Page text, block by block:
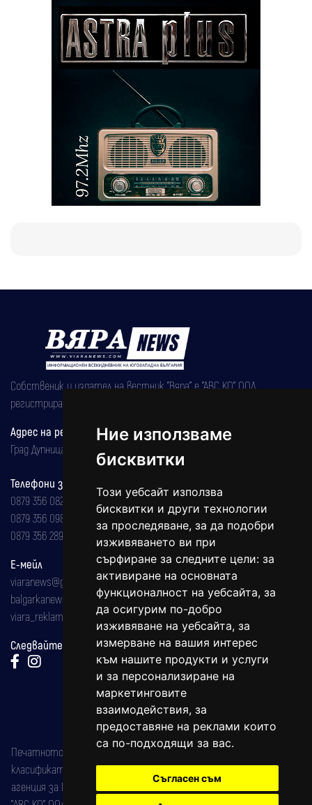
Ние използваме
бисквитки
Този уебсайт използва
бисквитки и други технологии
за проследяване, за да подобри
изживяването ви при
сърфиране за следните цели: за
активиране на основната
функционалност на уебсайта, за
да осигурим по-добро
изживяване на уебсайта, за
измерване на вашия интерес
към нашите продукти и услуги
и за персонализиране на
маркетинговите
взаимодействия, за
предоставяне на реклами които
са по-подходящи за вас.
Съгласен съм
Собственик и издател на вестник "Вяра" е "АВС КО" ООД,
регистрирана на 08.05.2002 година.
Адрес на редакцията
Град Дупница, ул.''Христо Ботев" 43
Телефони за реклама и абонаменти
0879 356 082
0879 356 098
0879 356 289
Е-мейл
viaranews@gmail.com
balgarkanews@gmail.com
viara_reklama@mail.bg
Следвайте ни:
Печатното издание на вестника е регистрирано в националния
класификатор на печатните издания (Българска национална
агенция за ISSN) под номер: ISSN 1312-4722.